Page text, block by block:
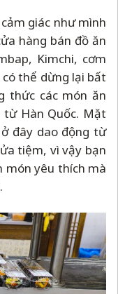
giác như mình
hàng bán đồ ăn
Kimchi, cơm
thể dừng lại bất
thức các món ăn
Hàn Quốc. Mặt
đây dao động từ
tiệm, vì vậy bạn
món yêu thích mà